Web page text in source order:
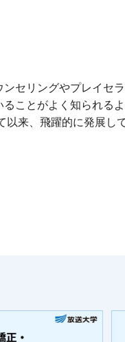
セリングやプレイセ
ことがよく知られる
来、飛躍的に発展し